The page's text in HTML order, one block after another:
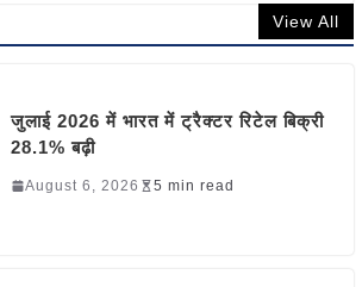
View All
जुलाई 2026 में भारत में ट्रैक्टर रिटेल बिक्री
28.1% बढ़ी
August 6, 2026 5 min read